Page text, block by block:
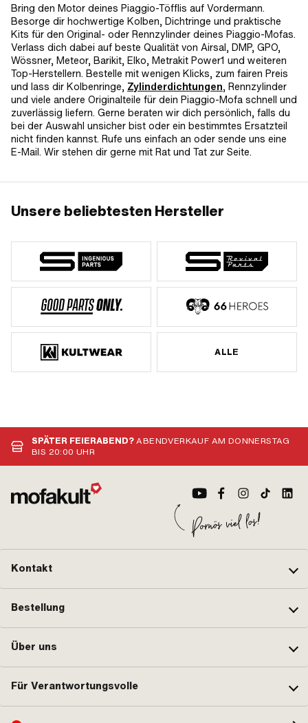
Bring den Motor deines Piaggio-Töfflis auf Vordermann.
Besorge dir hochwertige Kolben, Dichtringe und praktische
Kits für den Original- oder Rennzylinder deines Piaggio-Mofas.
Verlass dich dabei auf beste Qualität von Airsal, DMP, GPO,
Wössner, Meteor, Barikit, Elko, Metrakit Power1 und weiteren
Top-Herstellern. Bestelle mit wenigen Klicks, zum fairen Preis
und lass dir Kolbenringe, Zylinderdichtungen, Rennzylinder
und viele andere Originalteile für dein Piaggio-Mofa schnell und
zuverlässig liefern. Gerne beraten wir dich persönlich, falls du
bei der Auswahl unsicher bist oder ein bestimmtes Ersatzteil
nicht finden kannst. Rufe uns einfach an oder sende uns eine
E-Mail. Wir stehen dir gerne mit Rat und Tat zur Seite.
Unsere beliebtesten Hersteller
ALLE
SPÄTER FEIERABEND?ABENDVERKAUF AM DONNERSTAG
BIS 20:00 UHR
Kontakt
Bestellung
Über uns
Für Verantwortungsvolle